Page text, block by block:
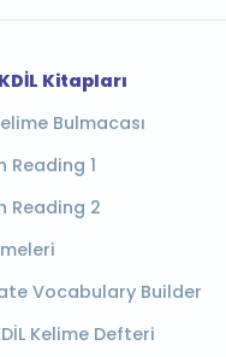
Kitapları
Bulmacası
Reading 1
Reading 2
Vocabulary Builder
Kelime Defteri